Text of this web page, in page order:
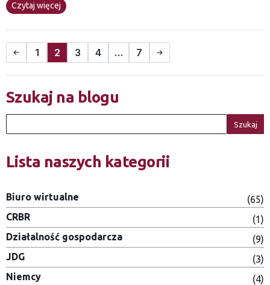
Czytaj więcej
1 2 3 4 … 7
Szukaj na blogu
Szukaj
Lista naszych kategorii
Biuro wirtualne
(65)
CRBR
(1)
Działalność gospodarcza
(9)
JDG
(3)
Niemcy
(4)